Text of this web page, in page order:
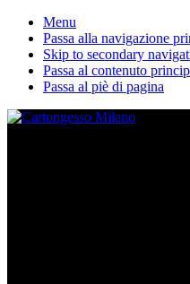
Menu
Passa alla navigazione
Skip to secondary
Passa al contenuto
Passa al piè di pagina